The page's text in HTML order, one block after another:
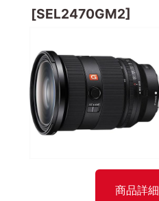
[SEL2470GM2]
商品詳